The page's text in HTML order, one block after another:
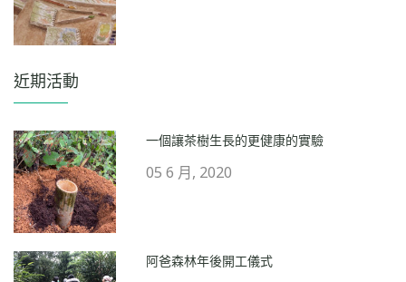
近期活動
一個讓茶樹生長的更健康的實驗
05 6 月, 2020
阿爸森林年後開工儀式